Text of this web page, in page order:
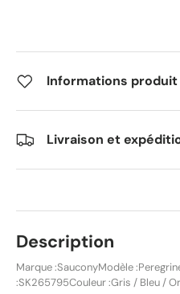
Informations produit
Livraison et
Description
Marque :SauconyModèle
:SK265795Couleur :Gris / Bleu /